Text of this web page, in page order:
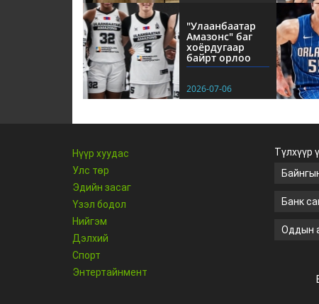
"Улаанбаатар
Амазонс" баг
хоёрдугаар
байрт орлоо
2026-07-06
Нүүр хуудас
Улс төр
Эдийн засаг
Үзэл бодол
Нийгэм
Дэлхий
Спорт
Энтертайнмент
Түлхүүр
Банк
Оддын